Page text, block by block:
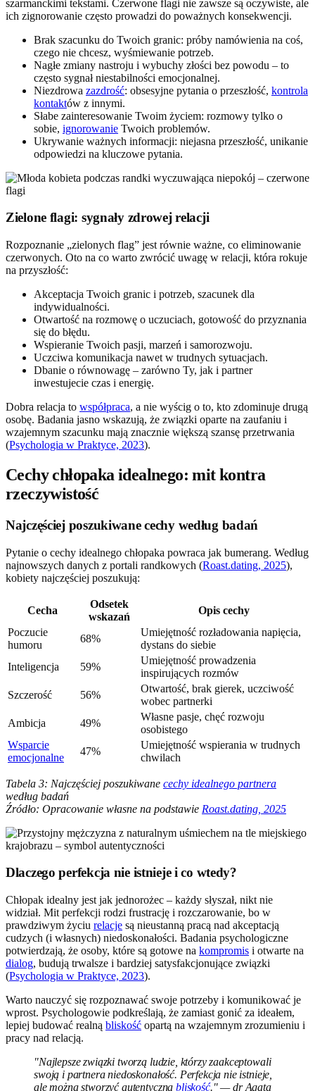
szarmanckimi tekstami. Czerwone flagi nie zawsze są oczywiste, ale
ich zignorowanie często prowadzi do poważnych konsekwencji.
Brak szacunku do Twoich granic: próby namówienia na coś,
czego nie chcesz, wyśmiewanie potrzeb.
Nagłe zmiany nastroju i wybuchy złości bez powodu – to
często sygnał niestabilności emocjonalnej.
Niezdrowa zazdrość: obsesyjne pytania o przeszłość, kontrola
kontaktów z innymi.
Słabe zainteresowanie Twoim życiem: rozmowy tylko o
sobie, ignorowanie Twoich problemów.
Ukrywanie ważnych informacji: niejasna przeszłość, unikanie
odpowiedzi na kluczowe pytania.
Zielone flagi: sygnały zdrowej relacji
Rozpoznanie „zielonych flag” jest równie ważne, co eliminowanie
czerwonych. Oto na co warto zwrócić uwagę w relacji, która rokuje
na przyszłość:
Akceptacja Twoich granic i potrzeb, szacunek dla
indywidualności.
Otwartość na rozmowę o uczuciach, gotowość do przyznania
się do błędu.
Wspieranie Twoich pasji, marzeń i samorozwoju.
Uczciwa komunikacja nawet w trudnych sytuacjach.
Dbanie o równowagę – zarówno Ty, jak i partner
inwestujecie czas i energię.
Dobra relacja to współpraca, a nie wyścig o to, kto zdominuje drugą
osobę. Badania jasno wskazują, że związki oparte na zaufaniu i
wzajemnym szacunku mają znacznie większą szansę przetrwania
(Psychologia w Praktyce, 2023).
Cechy chłopaka idealnego: mit kontra
rzeczywistość
Najczęściej poszukiwane cechy według badań
Pytanie o cechy idealnego chłopaka powraca jak bumerang. Według
najnowszych danych z portali randkowych (Roast.dating, 2025),
kobiety najczęściej poszukują:
Cecha
Odsetek
wskazań
Opis cechy
Poczucie
humoru
68%
Umiejętność rozładowania napięcia,
dystans do siebie
Inteligencja
59%
Umiejętność prowadzenia
inspirujących rozmów
Szczerość
56%
Otwartość, brak gierek, uczciwość
wobec partnerki
Ambicja
49%
Własne pasje, chęć rozwoju
osobistego
Wsparcie
emocjonalne
47%
Umiejętność wspierania w trudnych
chwilach
Tabela 3: Najczęściej poszukiwane cechy idealnego partnera
według badań
Źródło: Opracowanie własne na podstawie Roast.dating, 2025
Dlaczego perfekcja nie istnieje i co wtedy?
Chłopak idealny jest jak jednorożec – każdy słyszał, nikt nie
widział. Mit perfekcji rodzi frustrację i rozczarowanie, bo w
prawdziwym życiu relacje są nieustanną pracą nad akceptacją
cudzych (i własnych) niedoskonałości. Badania psychologiczne
potwierdzają, że osoby, które są gotowe na kompromis i otwarte na
dialog, budują trwalsze i bardziej satysfakcjonujące związki
(Psychologia w Praktyce, 2023).
Warto nauczyć się rozpoznawać swoje potrzeby i komunikować je
wprost. Psychologowie podkreślają, że zamiast gonić za ideałem,
lepiej budować realną bliskość opartą na wzajemnym zrozumieniu i
pracy nad relacją.
"Najlepsze związki tworzą ludzie, którzy zaakceptowali
swoją i partnera niedoskonałość. Perfekcja nie istnieje,
ale można stworzyć autentycznąbliskość." — dr Agata